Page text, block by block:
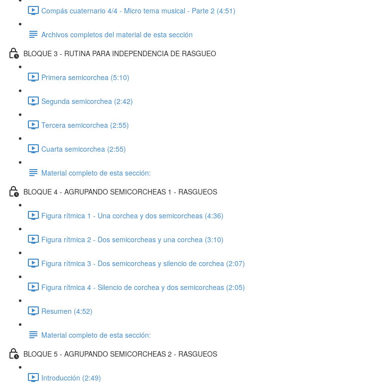
Compás cuaternario 4/4 - Micro tema musical - Parte 2 (4:51)
Archivos completos del material de esta sección
BLOQUE 3 - RUTINA PARA INDEPENDENCIA DE RASGUEO
Primera semicorchea (5:10)
Segunda semicorchea (2:42)
Tercera semicorchea (2:55)
Cuarta semicorchea (2:55)
Material completo de esta sección:
BLOQUE 4 - AGRUPANDO SEMICORCHEAS 1 - RASGUEOS
Figura rítmica 1 - Una corchea y dos semicorcheas (4:36)
Figura rítmica 2 - Dos semicorcheas y una corchea (3:10)
Figura rítmica 3 - Dos semicorcheas y silencio de corchea (2:07)
Figura rítmica 4 - Silencio de corchea y dos semicorcheas (2:05)
Resumen (4:52)
Material completo de esta sección:
BLOQUE 5 - AGRUPANDO SEMICORCHEAS 2 - RASGUEOS
Introducción (2:49)